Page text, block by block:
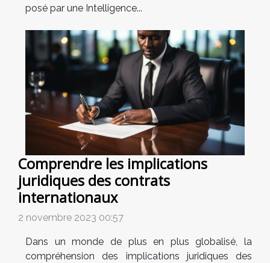
posé par une Intelligence...
Comprendre les implications
juridiques des contrats
internationaux
2 novembre 2023 00:57
Dans un monde de plus en plus globalisé, la
compréhension des implications juridiques des